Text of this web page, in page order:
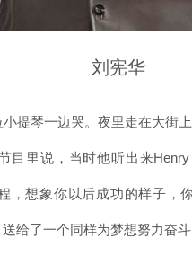
刘宪华
提琴一边哭。夜里走在大街
目里说，当时他听出来
，想象你以后成功的样子，
给了一个同样为梦想努力奋斗